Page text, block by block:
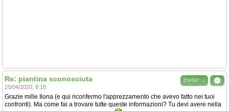
bieler ↓
Re: piantina sconosciuta
25/04/2020, 8:18
Grazie mille Ilona (e qui riconfermo l'apprezzamento che avevo fatto nei tuoi
confronti). Ma come fai a trovare tutte queste informazioni? Tu devi avere nella